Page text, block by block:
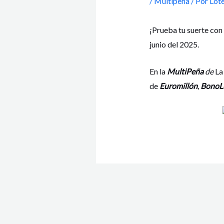
¡Prueba tu suerte
junio del 2025.
En la MultiPeñade
de Euromillón,